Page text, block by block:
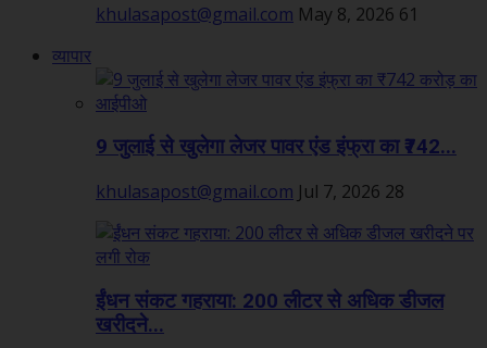
khulasapost@gmail.com May 8, 2026 61
व्यापार
9 जुलाई से खुलेगा लेजर पावर एंड इंफ्रा का ₹742...
khulasapost@gmail.com Jul 7, 2026 28
ईंधन संकट गहराया: 200 लीटर से अधिक डीजल
खरीदने...